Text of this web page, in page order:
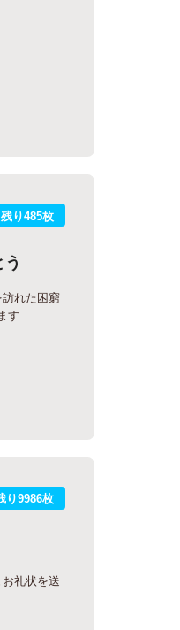
残り485枚
訪れた困窮
す
り9986枚
礼状を送